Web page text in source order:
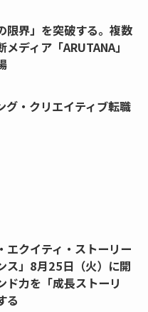
限界」を突破する。複数
メディア「ARUTANA」
グ・クリエイティブ転職
エクイティ・ストーリー
ス」8月25日（火）に開
力を「成長ストーリ
る